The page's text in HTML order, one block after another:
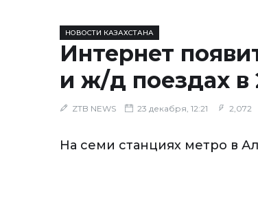
НОВОСТИ КАЗАХСТАНА
Интернет
и ж/д поездах в
ZTB NEWS 23 декабря, 12:21 2,072
На семи станциях метро в